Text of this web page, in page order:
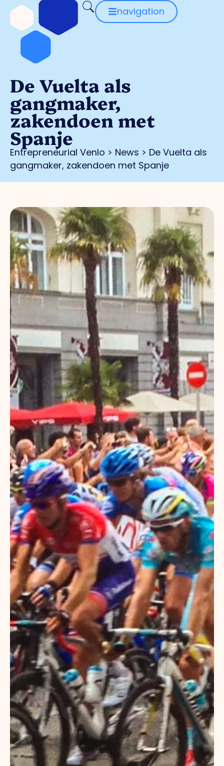
navigation
De Vuelta als
gangmaker,
zakendoen met
Spanje
Entrepreneurial Venlo > News > De Vuelta als
gangmaker, zakendoen met Spanje